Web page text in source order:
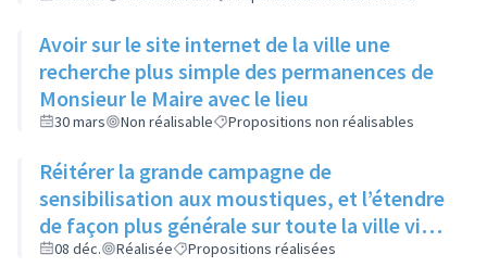
Avoir sur le site internet de la ville une
recherche plus simple des permanences de
Monsieur le Maire avec le lieu
30 mars Non réalisable Propositions non réalisables
Réitérer la grande campagne de
sensibilisation aux moustiques, et l’étendre
de façon plus générale sur toute la ville via
ses réseaux sociaux et canaux de diffusion
08 déc. Réalisée Propositions réalisées